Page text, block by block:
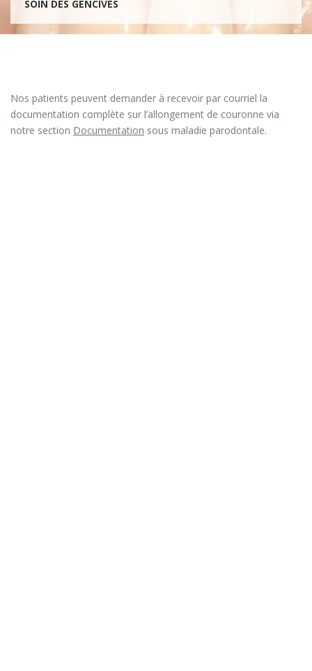
SOIN DES GENCIVES
Nos patients peuvent demander à recevoir par courriel la
documentation complète sur l’allongement de couronne via
notre section Documentation sous maladie parodontale.